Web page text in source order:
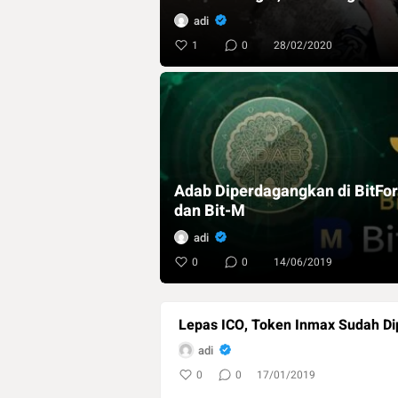
adi
1 0 28/02/2020
Adab Diperdagangkan di
dan Bit-M
adi
0 0 14/06/2019
Lepas ICO, Token Inmax Sudah
adi
0 0 17/01/2019